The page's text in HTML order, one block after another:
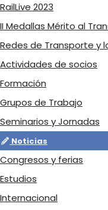
RailLive 2023
II Medallas Mérito al
Redes de Transporte y
Actividades de socios
Formación
Grupos de Trabajo
Seminarios y Jornadas
Noticias
Congresos y ferias
Estudios
Internacional